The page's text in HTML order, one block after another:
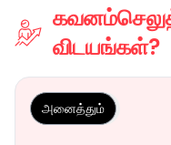
விடயங்கள்?
அனைத்தும்